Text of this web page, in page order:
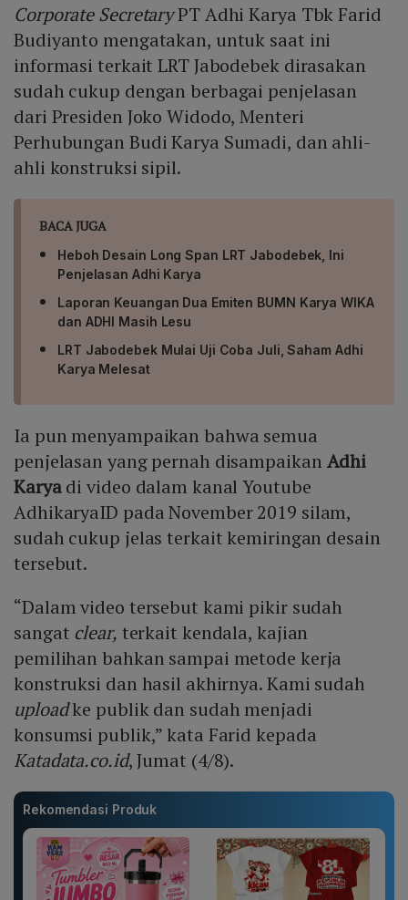
Corporate SecretaryPT Adhi Karya Tbk Farid
Budiyanto mengatakan, untuk saat ini
informasi terkait LRT Jabodebek dirasakan
sudah cukup dengan berbagai penjelasan
dari Presiden Joko Widodo, Menteri
Perhubungan Budi Karya Sumadi, dan ahli-
ahli konstruksi sipil.
BACA JUGA
Heboh Desain Long Span LRT Jabodebek, Ini
Penjelasan Adhi Karya
Laporan Keuangan Dua Emiten BUMN Karya WIKA
dan ADHI Masih Lesu
LRT Jabodebek Mulai Uji Coba Juli, Saham Adhi
Karya Melesat
Ia pun menyampaikan bahwa semua
penjelasan yang pernah disampaikan Adhi
Karyadi video dalam kanal Youtube
AdhikaryaID pada November 2019 silam,
sudah cukup jelas terkait kemiringan desain
tersebut.
“Dalam video tersebut kami pikir sudah
sangat clear, terkait kendala, kajian
pemilihan bahkan sampai metode kerja
konstruksi dan hasil akhirnya. Kami sudah
uploadke publik dan sudah menjadi
konsumsi publik,” kata Farid kepada
Katadata.co.id, Jumat (4/8).
Rekomendasi Produk